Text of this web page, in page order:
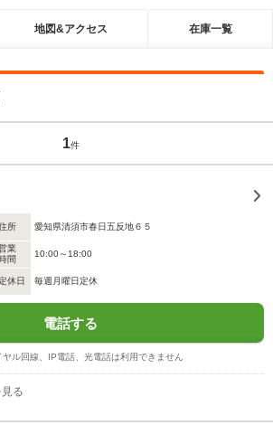
地図&アクセス 在庫一覧
1件
所 愛知県清須市春日五反地６５
業
間
10:00～18:00
休日 毎週月曜日定休
電話する
ル回線、IP電話、光電話は利用できません
る